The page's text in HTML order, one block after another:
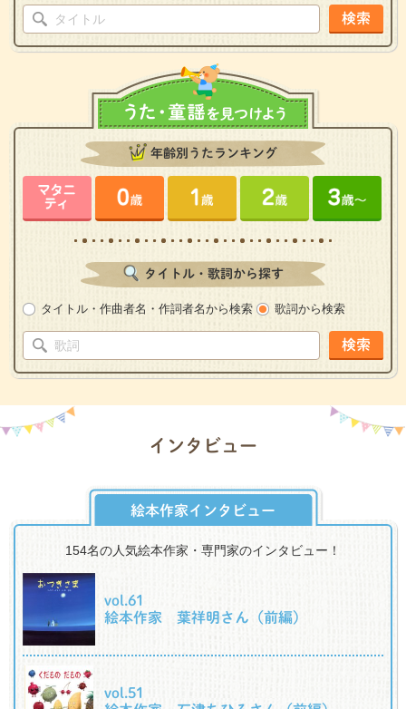
検索
年齢別うたランキング
タイトル・歌詞から探す
タイトル・作曲者名・作詞者名から検索 歌詞から検索
検索
インタビュー
絵本作家インタビュー
154名の人気絵本作家・専門家のインタビュー！
vol.61
絵本作家 葉祥明さん（前編）
vol.51